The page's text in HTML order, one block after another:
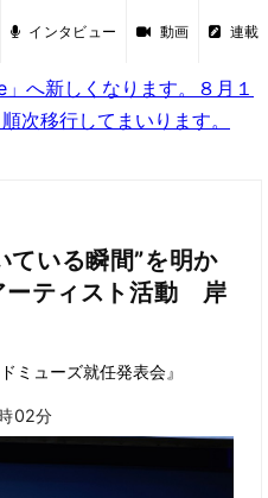
インタビュー 動画 連載
へ新しくなります。８月１
次移行してまいります。
いる瞬間”を明か
ティスト活動 岸
ミューズ就任発表会』
02分